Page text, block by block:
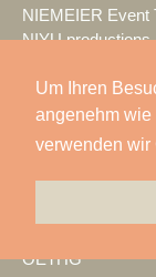
Um Ihren
angenehm wie
verwenden wir
NIEMEIER Event
NIYU.productions
Nocturne Drones
NPB
NTi Audio
Oblong Industries
OETHG